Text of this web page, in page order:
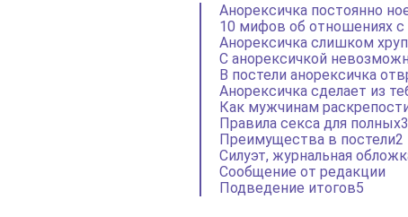
Анорексичка постоянно
10 мифов об отношениях
Анорексичка слишком
С анорексичкой
В постели анорексичка
Анорексичка сделает из
Как мужчинам
Правила секса для полных3
Преимущества в постели2
Силуэт, журнальная
Сообщение от редакции
Подведение итогов5